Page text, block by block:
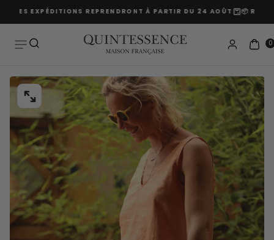
Passer
contenu
EXPÉDITIONS REPRENDRONT À PARTIR DU 24 AOÛT 📦
0
OUVRIR
MÉDIA
0
DANS
FENÊTRE
MODALE